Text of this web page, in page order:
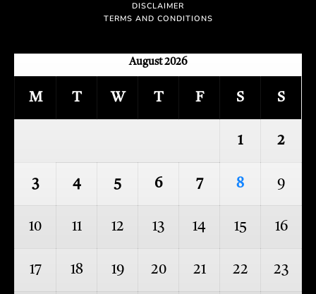
DISCLAIMER
TERMS AND CONDITIONS
August 2026
M T W T F S S
1 2
3 4 5 6 7 8 9
10 11 12 13 14 15 16
17 18 19 20 21 22 23